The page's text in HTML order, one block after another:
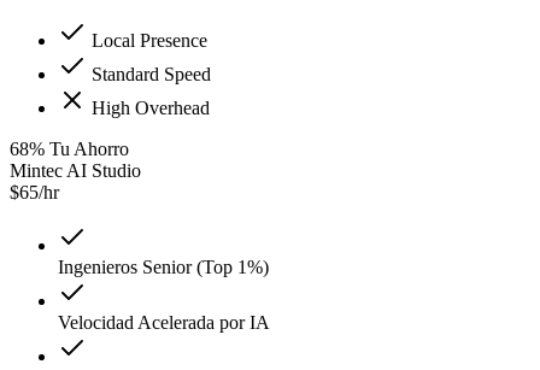
Local Presence
Standard Speed
High Overhead
68% Tu Ahorro
Mintec AI Studio
$65/hr
Ingenieros Senior (Top 1%)
Velocidad Acelerada por IA